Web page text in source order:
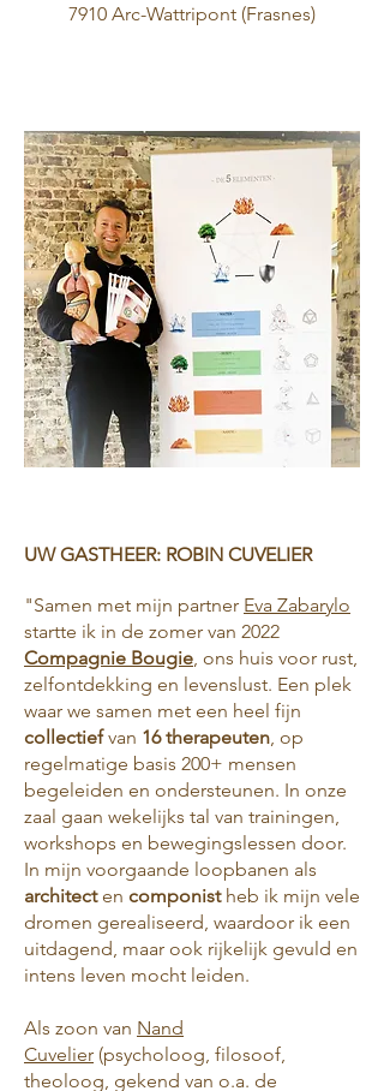
7910 Arc-Wattripont (Frasnes)
UW GASTHEER: ROBIN CUVELIER
"Samen met mijn partner Eva Zabarylo
startte ik in de zomer van 2022
Compagnie Bougie, ons huis voor rust,
zelfontdekking en levenslust. Een plek
waar we samen met een heel fijn
collectiefvan 16 therapeuten, op
regelmatige basis 200+ mensen
begeleiden en ondersteunen. In onze
zaal gaan wekelijks tal van trainingen,
workshops en bewegingslessen door. ​
In mijn voorgaande loopbanen als
architecten componistheb ik mijn vele
dromen gerealiseerd, waardoor ik een
uitdagend, maar ook rijkelijk gevuld en
intens leven mocht leiden. ​
Als zoon van Nand
Cuvelier (psycholoog, filosoof,
theoloog, gekend van o.a. de